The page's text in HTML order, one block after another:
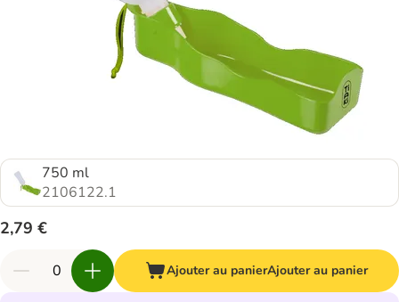
750 ml
2106122.1
2,79 €
Ajouter au panierAjouter au panier